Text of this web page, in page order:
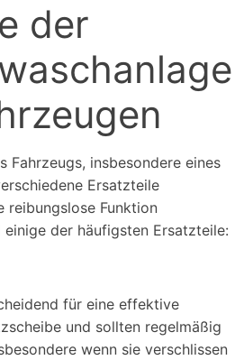
der
Fahrzeugs, insbesondere eines
Ersatzteile
reibungslose Funktion
der häufigsten Ersatzteile:
für eine effektive
und sollten regelmäßig
wenn sie verschlissen